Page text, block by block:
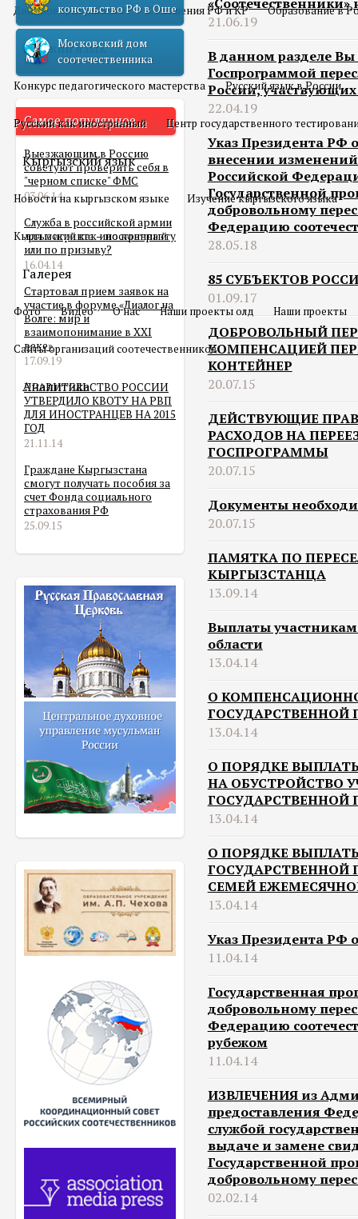
Двойное гражданство Отношения РФ и КР Образование в
Русский язык
Конкурс педагогического мастерства Русский язык в России
Русский как иностранный Центр государственного
Кыргызский язык
Новости на кыргызском языке Изучение кыргызского языка
Кыргызский как иностранный
Галерея
Фото Видео О нас Наши проекты олд Наши проекты
Сайты организаций соотечественников
Аналитика
консульство РФ в Оше
Московский дом
соотечественника
Самое популярное
Выезжающим в Россию
советуют проверить себя в
"черном списке" ФМС
03.06.14
Служба в российской армии
для мигранта – по контракту
или по призыву?
16.04.14
Стартовал прием заявок на
участие в форуме «Диалог на
Волге: мир и
взаимопонимание в XXI
веке»
17.09.19
ПРАВИТЕЛЬСТВО РОССИИ
УТВЕРДИЛО КВОТУ НА РВП
ДЛЯ ИНОСТРАНЦЕВ НА 2015
ГОД
21.11.14
Граждане Кыргызстана
смогут получать пособия за
счет Фонда социального
страхования РФ
25.09.15
21.06.19
В данном разделе Вы
Госпрограммой
России,
22.04.19
Указ Президента РФ
внесении
Российской
Государственной
добровольному
Федерацию
28.05.18
85 СУБЪЕКТОВ
01.09.17
ДОБРОВОЛЬНЫЙ
КОМПЕНСАЦИЕЙ
КОНТЕЙНЕР
20.07.15
ДЕЙСТВУЮЩИЕ
РАСХОДОВ НА
ГОСПРОГРАММЫ
20.07.15
Документы
20.07.15
ПАМЯТКА ПО
КЫРГЫЗСТАНЦА
13.09.14
Выплаты
области
13.04.14
О
13.04.14
О ПОРЯДКЕ
НА ОБУСТРОЙСТВО
13.04.14
О ПОРЯДКЕ
СЕМЕЙ
13.04.14
Указ Президента РФ
11.04.14
Государственная
добровольному
Федерацию
рубежом
11.04.14
ИЗВЛЕЧЕНИЯ из
предоставления
службой
выдаче и замене
Государственной
добровольному
02.02.14